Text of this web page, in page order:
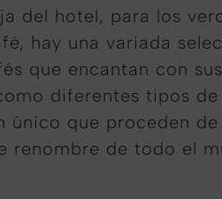
del hotel, para los
hay una variada
que encantan con
diferentes tipos
único que proceden de
renombre de todo el